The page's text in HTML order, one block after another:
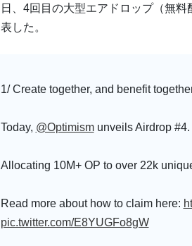
日、4回目の大型エアドロップ（無料
表した。
1/ Create together, and benefit
Today, @Optimismunveils Airdrop #4.
Allocating 10M+ OP to over 22k
Read more about how to claim here:
pic.twitter.com/E8YUGFo8gW